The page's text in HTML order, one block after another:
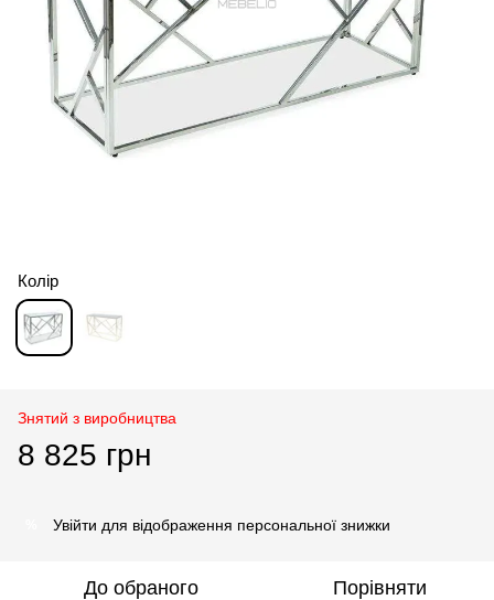
Колір
Знятий з виробництва
8 825 грн
Увійти для відображення персональної знижки
До обраного Порівняти